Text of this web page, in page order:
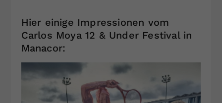
Hier einige Impressionen vom
Carlos Moya 12 & Under Festival in
Manacor: